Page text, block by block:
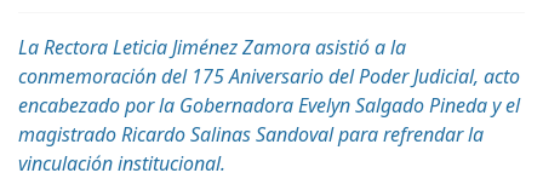
La Rectora Leticia Jiménez Zamora asistió a la
conmemoración del 175 Aniversario del Poder Judicial, acto
encabezado por la Gobernadora Evelyn Salgado Pineda y el
magistrado Ricardo Salinas Sandoval para refrendar la
vinculación institucional.